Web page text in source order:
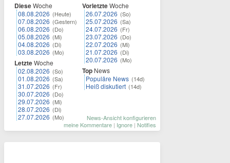
DieseWoche
08.08.2026 (Heute)
07.08.2026 (Gestern)
06.08.2026 (Do)
05.08.2026 (Mi)
04.08.2026 (Di)
03.08.2026 (Mo)
LetzteWoche
02.08.2026 (So)
01.08.2026 (Sa)
31.07.2026 (Fr)
30.07.2026 (Do)
29.07.2026 (Mi)
28.07.2026 (Di)
27.07.2026 (Mo)
VorletzteWoche
26.07.2026 (So)
25.07.2026 (Sa)
24.07.2026 (Fr)
23.07.2026 (Do)
22.07.2026 (Mi)
21.07.2026 (Di)
20.07.2026 (Mo)
Top News
Populäre News (14d)
Heiß diskutiert (14d)
News-Ansicht konfigurieren
meine Kommentare | Ignore | Notifies